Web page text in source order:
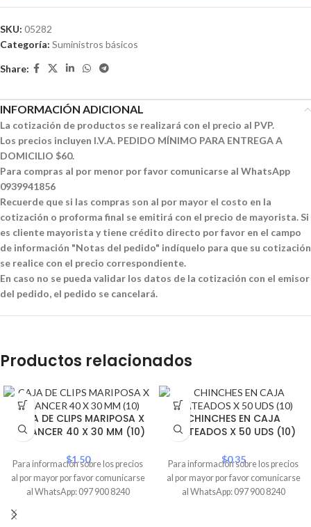
SKU: 05282
Categoría: Suministros básicos
Share:
INFORMACIÓN ADICIONAL
La cotización de productos se realizará con el precio al PVP.
Los precios incluyen I.V.A. PEDIDO MÍNIMO PARA ENTREGA A
DOMICILIO $60.
Para compras al por menor por favor comunicarse al WhatsApp
0939941856
Recuerde que si las compras son al por mayor el costo en la
cotización o proforma final se emitirá con el precio de mayorista. Si
es cliente mayorista y tiene crédito directo por favor en el campo
de información "Notas del pedido" indíquelo para que su cotización
se realice con el precio correspondiente.
En caso no se pueda validar los datos de la cotización con el emisor
del pedido, el pedido se cancelará.
Productos relacionados
CAJA DE CLIPS MARIPOSA X
50 LANCER 40 X 30 MM (10)
$1.50
Para información sobre los precios
al por mayor por favor comunicarse
al WhatsApp: 097 900 8240
CHINCHES EN CAJA
PLATEADOS X 50 UDS (10)
$0.35
Para información sobre los precios
al por mayor por favor comunicarse
al WhatsApp: 097 900 8240